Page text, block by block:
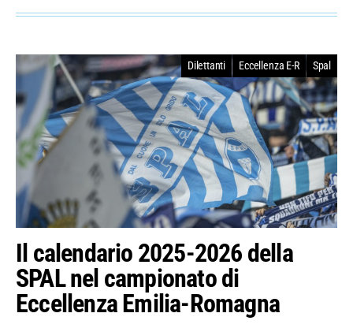
Dilettanti Eccellenza E-R Spal
Il calendario 2025-2026 della
SPAL nel campionato di
Eccellenza Emilia-Romagna